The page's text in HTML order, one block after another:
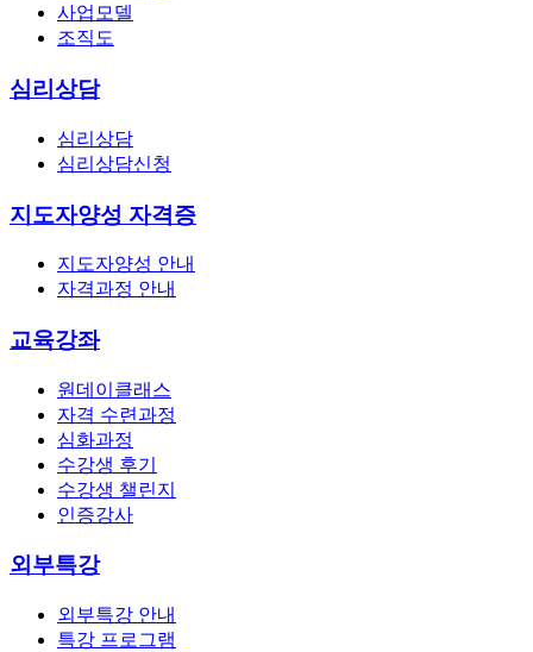
사업모델
조직도
심리상담
심리상담
심리상담신청
지도자양성 자격증
지도자양성 안내
자격과정 안내
교육강좌
원데이클래스
자격 수련과정
심화과정
수강생 후기
수강생 챌린지
인증강사
외부특강
외부특강 안내
특강 프로그램